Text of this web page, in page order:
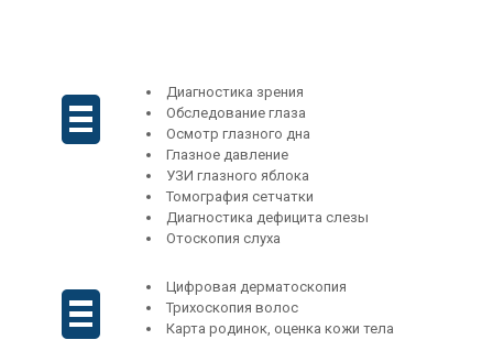
Диагностика зрения
Обследование глаза
Осмотр глазного дна
Глазное давление
УЗИ глазного яблока
Томография сетчатки
Диагностика дефицита слезы
Отоскопия слуха
Цифровая дерматоскопия
Трихоскопия волос
Карта родинок, оценка кожи тела